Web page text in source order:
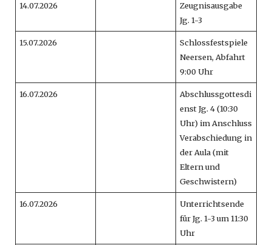
14.07.2026
Zeugnisausgabe
Jg. 1-3
15.07.2026
Schlossfestspiele
Neersen, Abfahrt
9:00 Uhr
16.07.2026
Abschlussgottesdi
enst Jg. 4 (10:30
Uhr) im Anschluss
Verabschiedung in
der Aula (mit
Eltern und
Geschwistern)
16.07.2026
Unterrichtsende
für Jg. 1-3 um 11:30
Uhr